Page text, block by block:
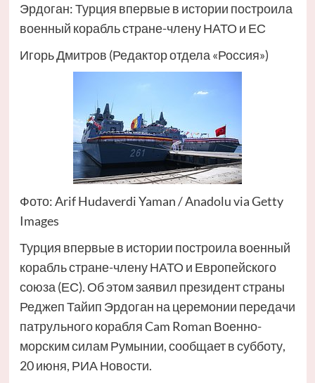
Эрдоган: Турция впервые в истории построила
военный корабль стране-члену НАТО и ЕС
Игорь Дмитров (Редактор отдела «Россия»)
Фото: Arif Hudaverdi Yaman / Anadolu via Getty
Images
Турция впервые в истории построила военный
корабль стране-члену НАТО и Европейского
союза (ЕС). Об этом заявил президент страны
Реджеп Тайип Эрдоган на церемонии передачи
патрульного корабля Cam Roman Военно-
морским силам Румынии, сообщает в субботу,
20 июня, РИА Новости.